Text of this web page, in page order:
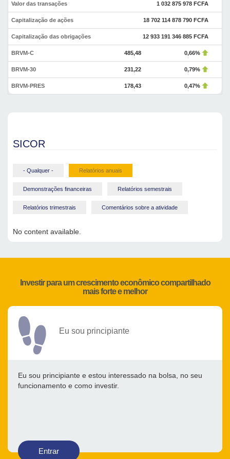
Valor das transações 1 032 875 978 FCFA
Capitalização de ações 18 702 114 878 790 FCFA
Capitalização das obrigações 12 933 191 346 885 FCFA
BRVM-C 485,48 0,66%
BRVM-30 231,22 0,79%
BRVM-PRES 178,43 0,47%
SICOR
- Qualquer - Relatórios anuais
Demonstrações financeiras Relatórios semestrais
Relatórios trimestrais Comentários sobre a atividade
No content available.
Investir para um crescimento econômico compartilhado
mais forte e melhor
Eu sou principiante
Eu sou principiante e estou interessado na bolsa, no seu
funcionamento e como investir.
Entrar